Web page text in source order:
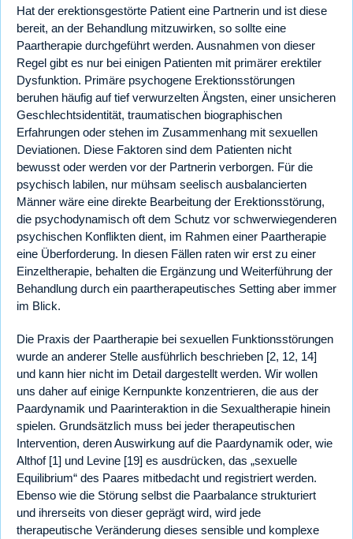
Hat der erektionsgestörte Patient eine Partnerin und ist diese
bereit, an der Behandlung mitzuwirken, so sollte eine
Paartherapie durchgeführt werden. Ausnahmen von dieser
Regel gibt es nur bei einigen Patienten mit primärer erektiler
Dysfunktion. Primäre psychogene Erektionsstörungen
beruhen häufig auf tief verwurzelten Ängsten, einer unsicheren
Geschlechtsidentität, traumatischen biographischen
Erfahrungen oder stehen im Zusammenhang mit sexuellen
Deviationen. Diese Faktoren sind dem Patienten nicht
bewusst oder werden vor der Partnerin verborgen. Für die
psychisch labilen, nur mühsam seelisch ausbalancierten
Männer wäre eine direkte Bearbeitung der Erektionsstörung,
die psychodynamisch oft dem Schutz vor schwerwiegenderen
psychischen Konflikten dient, im Rahmen einer Paartherapie
eine Überforderung. In diesen Fällen raten wir erst zu einer
Einzeltherapie, behalten die Ergänzung und Weiterführung der
Behandlung durch ein paartherapeutisches Setting aber immer
im Blick.
Die Praxis der Paartherapie bei sexuellen Funktionsstörungen
wurde an anderer Stelle ausführlich beschrieben [2, 12, 14]
und kann hier nicht im Detail dargestellt werden. Wir wollen
uns daher auf einige Kernpunkte konzentrieren, die aus der
Paardynamik und Paarinteraktion in die Sexualtherapie hinein
spielen. Grundsätzlich muss bei jeder therapeutischen
Intervention, deren Auswirkung auf die Paardynamik oder, wie
Althof [1] und Levine [19] es ausdrücken, das „sexuelle
Equilibrium“ des Paares mitbedacht und registriert werden.
Ebenso wie die Störung selbst die Paarbalance strukturiert
und ihrerseits von dieser geprägt wird, wird jede
therapeutische Veränderung dieses sensible und komplexe